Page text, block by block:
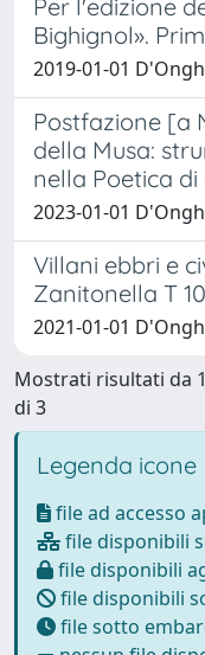
Per l'edizione
Bighignol».
2019-01-01
Postfazione [a
della Musa:
nella Poetica
2023-01-01
Villani ebbri e
Zanitonella T
2021-01-01
Mostrati risultati da
di 3
Legenda icone
file ad accesso
file disponibili
file disponibili
file disponibili
file sotto